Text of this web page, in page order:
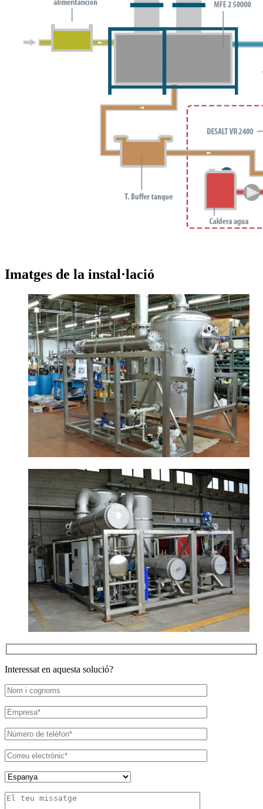
Imatges de la instal·lació
Interessat en aquesta solució?